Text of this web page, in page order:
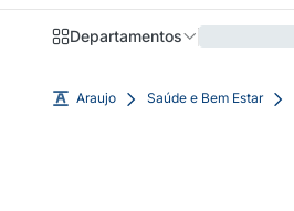
Departamentos
Araujo Saúde e Bem Estar